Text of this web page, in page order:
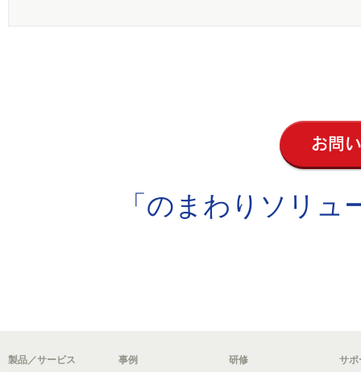
お問
「のまわりソリ
製品／サービス 事例 研修 サポ